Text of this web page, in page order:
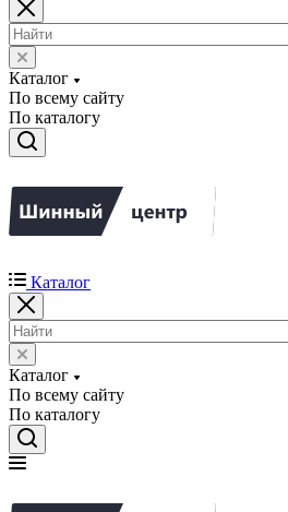
Каталог
По всему сайту
По каталогу
Каталог
Каталог
По всему сайту
По каталогу